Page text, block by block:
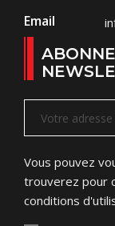
Email
Vous pouvez
trouverez pour
conditions